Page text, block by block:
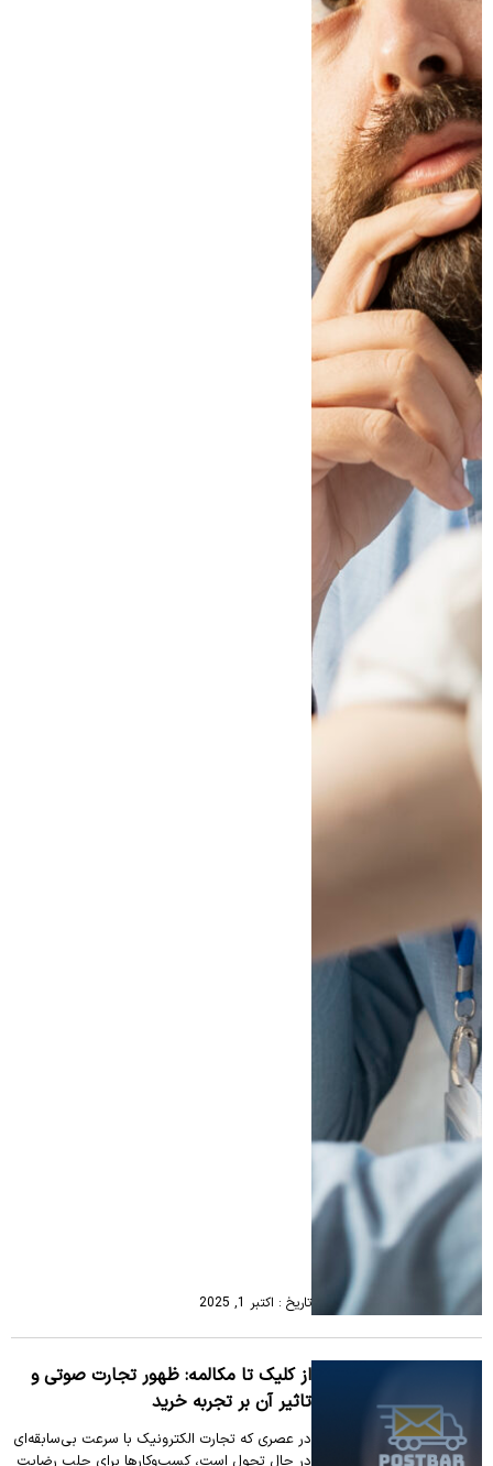
تاریخ : اکتبر 1, 2025
از کلیک تا مکالمه: ظهور تجارت صوتی و
تاثیر آن بر تجربه خرید
در عصری که تجارت الکترونیک با سرعت بی‌سابقه‌ای